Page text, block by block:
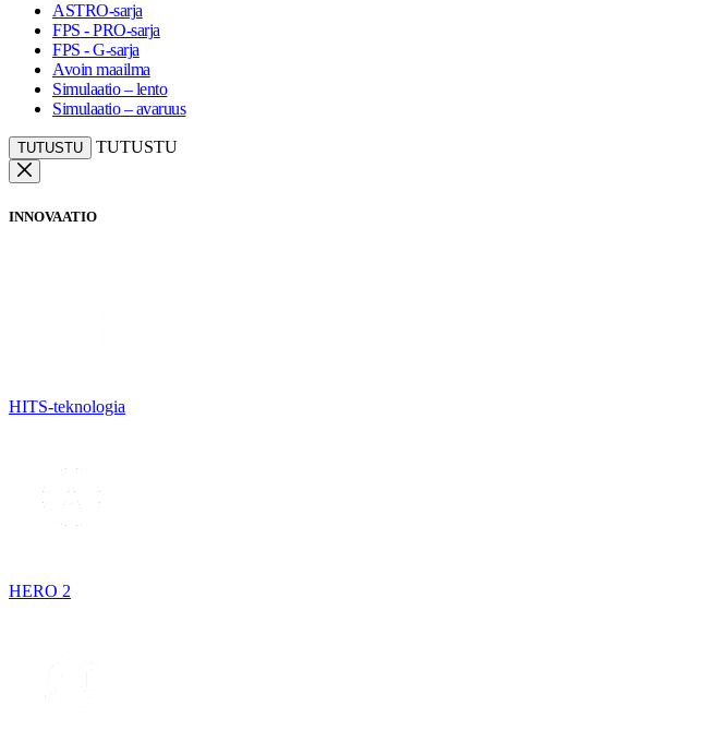
ASTRO-sarja
FPS - PRO-sarja
FPS - G-sarja
Avoin maailma
Simulaatio – lento
Simulaatio – avaruus
TUTUSTU TUTUSTU
INNOVAATIO
HITS-teknologia
HERO 2